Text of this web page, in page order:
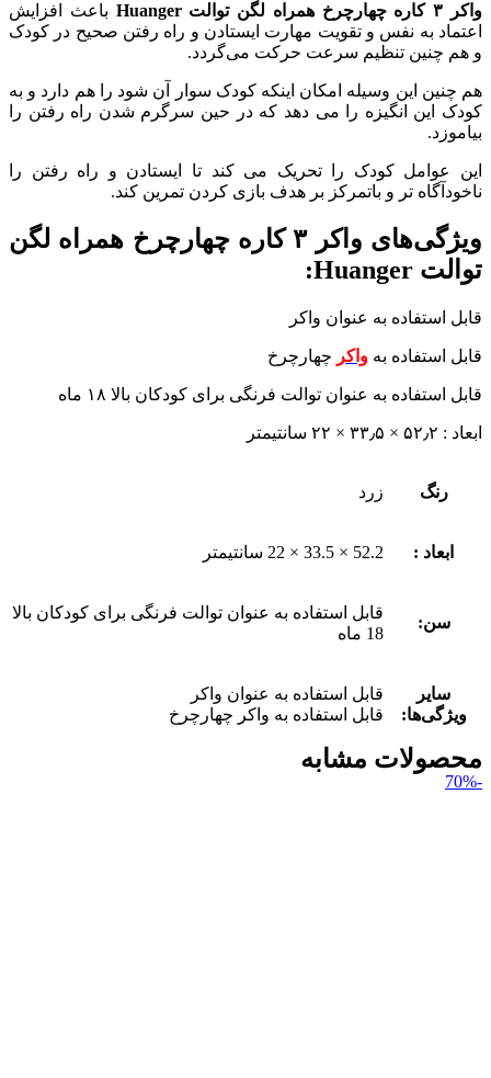
واکر ۳ کاره چهارچرخ همراه لگن توالت Huanger
باعث افزایش
اعتماد به نفس و تقویت مهارت ایستادن و راه رفتن صحیح در کودک
و هم چنین تنظیم سرعت حرکت می‌گردد.
هم چنین این وسیله امکان اینکه کودک سوار آن شود را هم دارد و به
کودک این انگیزه را می دهد که در حین سرگرم شدن راه رفتن را
بیاموزد.
این عوامل کودک را تحریک می کند تا ایستادن و راه رفتن را
ناخودآگاه تر و باتمرکز بر هدف بازی کردن تمرین کند.
ویژگی‌های واکر ۳ کاره چهارچرخ همراه لگن
توالت Huanger:
قابل استفاده به عنوان واکر
قابل استفاده به واکر چهارچرخ
قابل استفاده به عنوان توالت فرنگی برای کودکان بالا ۱۸ ماه
ابعاد : ۵۲٫۲ × ۳۳٫۵ × ۲۲ سانتیمتر
رنگ زرد
ابعاد : 52.2 × 33.5 × 22 سانتیمتر
سن:
قابل استفاده به عنوان توالت فرنگی برای کودکان بالا
18 ماه
سایر
ویژگی‌ها:
قابل استفاده به عنوان واکر
قابل استفاده به واکر چهارچرخ
محصولات مشابه
-70%